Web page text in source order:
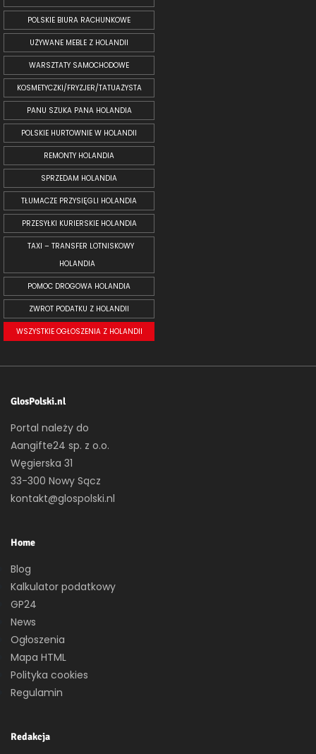
POLSKIE BIURA RACHUNKOWE
UŻYWANE MEBLE Z HOLANDII
WARSZTATY SAMOCHODOWE
KOSMETYCZKI/FRYZJER/TATUAŻYSTA
PANU SZUKA PANA HOLANDIA
POLSKIE HURTOWNIE W HOLANDII
REMONTY HOLANDIA
SPRZEDAM HOLANDIA
TŁUMACZE PRZYSIĘGLI HOLANDIA
PRZESYŁKI KURIERSKIE HOLANDIA
TAXI – TRANSFER LOTNISKOWY
HOLANDIA
POMOC DROGOWA HOLANDIA
ZWROT PODATKU Z HOLANDII
WSZYSTKIE OGŁOSZENIA Z HOLANDII
GlosPolski.nl
Portal należy do
Aangifte24 sp. z o.o.
Węgierska 31
33-300 Nowy Sącz
kontakt@glospolski.nl
Home
Blog
Kalkulator podatkowy
GP24
News
Ogłoszenia
Mapa HTML
Polityka cookies
Regulamin
Redakcja